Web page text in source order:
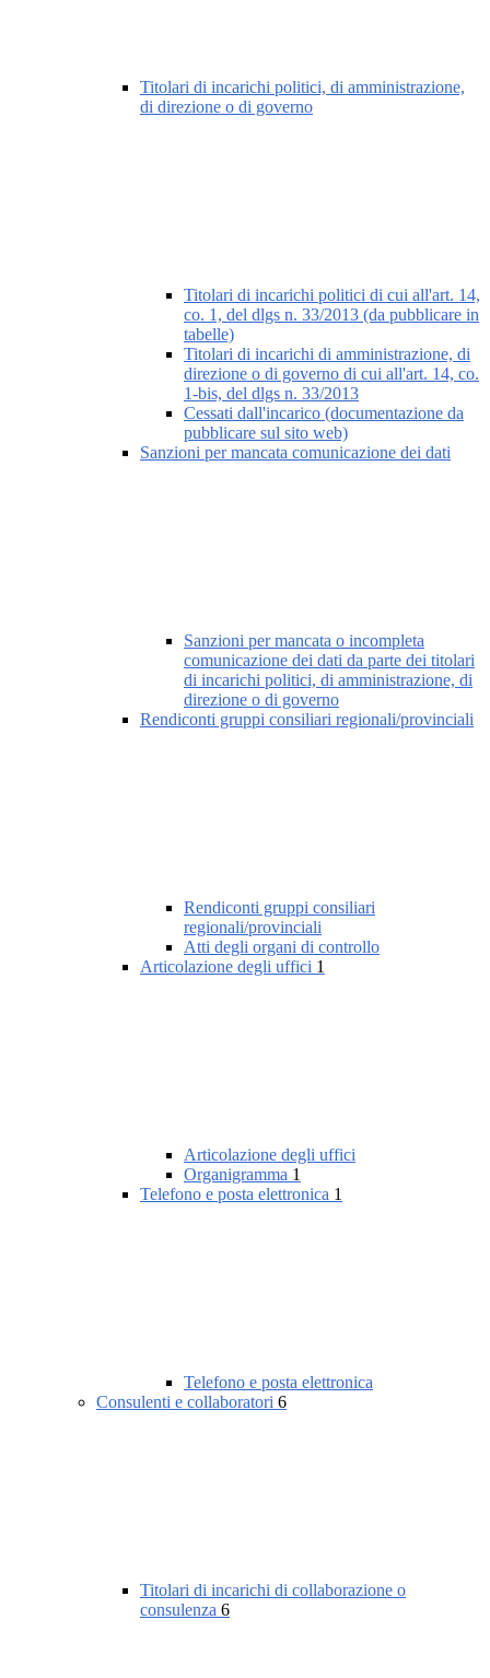
Titolari di incarichi politici, di amministrazione,
di direzione o di governo
Titolari di incarichi politici di cui all'art. 14,
co. 1, del dlgs n. 33/2013 (da pubblicare in
tabelle)
Titolari di incarichi di amministrazione, di
direzione o di governo di cui all'art. 14, co.
1-bis, del dlgs n. 33/2013
Cessati dall'incarico (documentazione da
pubblicare sul sito web)
Sanzioni per mancata comunicazione dei dati
Sanzioni per mancata o incompleta
comunicazione dei dati da parte dei titolari
di incarichi politici, di amministrazione, di
direzione o di governo
Rendiconti gruppi consiliari regionali/provinciali
Rendiconti gruppi consiliari
regionali/provinciali
Atti degli organi di controllo
Articolazione degli uffici 1
Articolazione degli uffici
Organigramma 1
Telefono e posta elettronica 1
Telefono e posta elettronica
Consulenti e collaboratori 6
Titolari di incarichi di collaborazione o
consulenza 6